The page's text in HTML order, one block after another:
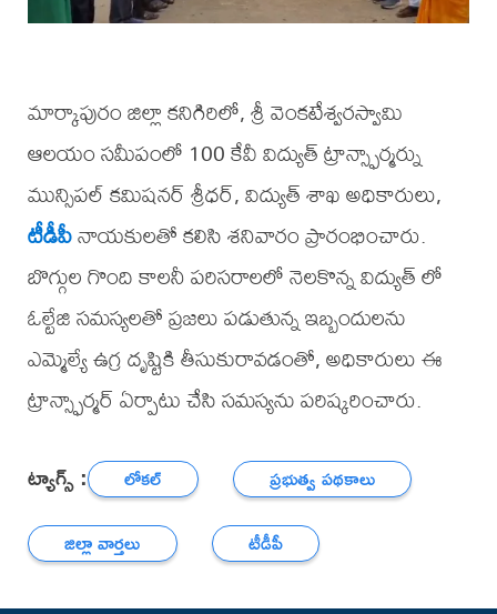
మార్కాపురం జిల్లా కనిగిరిలో, శ్రీ వెంకటేశ్వరస్వామి
ఆలయం సమీపంలో 100 కేవీ విద్యుత్ ట్రాన్స్ఫార్మర్ను
మున్సిపల్ కమిషనర్ శ్రీధర్, విద్యుత్ శాఖ అధికారులు,
టీడీపీనాయకులతో కలిసి శనివారం ప్రారంభించారు.
బొగ్గుల గొంది కాలనీ పరిసరాలలో నెలకొన్న విద్యుత్ లో
ఓల్టేజి సమస్యలతో ప్రజలు పడుతున్న ఇబ్బందులను
ఎమ్మెల్యే ఉగ్ర దృష్టికి తీసుకురావడంతో, అధికారులు ఈ
ట్రాన్స్ఫార్మర్ ఏర్పాటు చేసి సమస్యను పరిష్కరించారు.
ట్యాగ్స్ : లోకల్
ప్రభుత్వ పథకాలు
జిల్లా వార్తలు
టీడీపీ